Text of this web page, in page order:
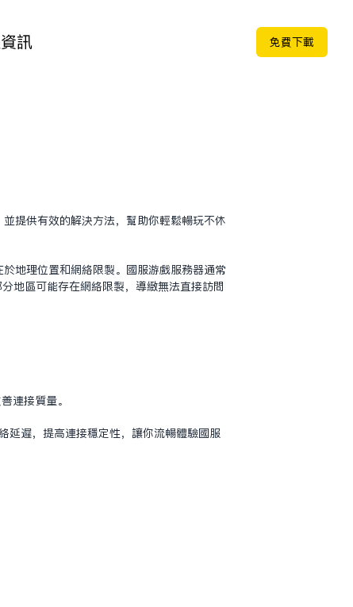
資訊 免费下载
提供有效的解决方法，帮助你轻松畅玩不休
地理位置和网络限制。国服游戏服务器通常
地区可能存在网络限制，导致无法直接访问
连接质量。
延迟，提高连接稳定性，让你流畅体验国服